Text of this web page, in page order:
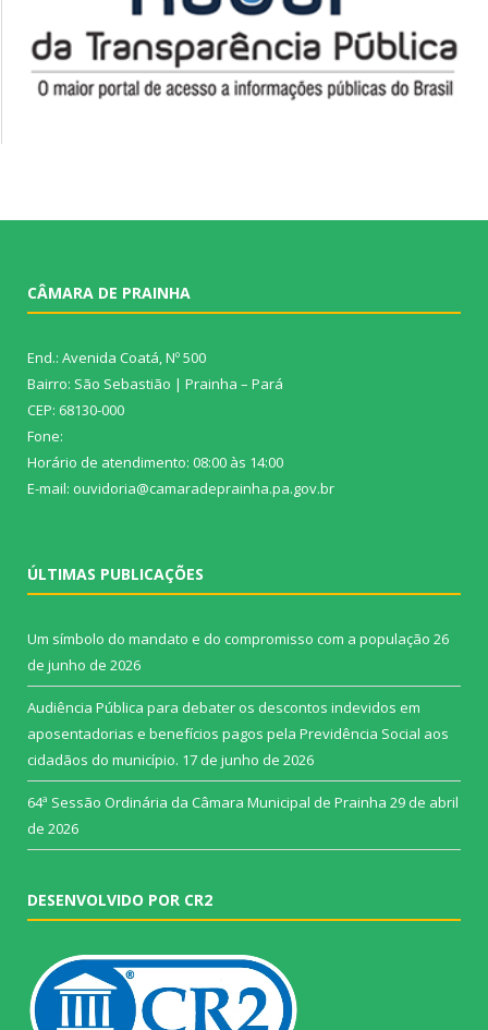
CÂMARA DE PRAINHA
End.: Avenida Coatá, Nº 500
Bairro: São Sebastião | Prainha – Pará
CEP: 68130-000
Fone:
Horário de atendimento: 08:00 às 14:00
E-mail: ouvidoria@camaradeprainha.pa.gov.br
ÚLTIMAS PUBLICAÇÕES
Um símbolo do mandato e do compromisso com a população 26
de junho de 2026
Audiência Pública para debater os descontos indevidos em
aposentadorias e benefícios pagos pela Previdência Social aos
cidadãos do município. 17 de junho de 2026
64ª Sessão Ordinária da Câmara Municipal de Prainha 29 de abril
de 2026
DESENVOLVIDO POR CR2